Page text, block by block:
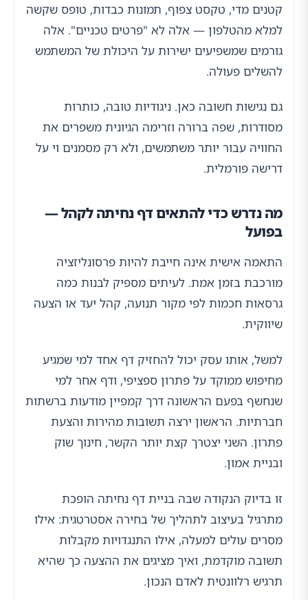
קטנים מדי, טקסט צפוף, תמונות כבדות, טופס שקשה
למלא מהטלפון — אלה לא "פרטים טכניים". אלה
גורמים שמשפיעים ישירות על היכולת של המשתמש
להשלים פעולה.
גם נגישות חשובה כאן. ניגודיות טובה, כותרות
מסודרות, שפה ברורה וזרימה הגיונית משפרים את
החוויה עבור יותר משתמשים, ולא רק מסמנים וי על
דרישה פורמלית.
מה נדרש כדי להתאים דף נחיתה לקהל —
בפועל
התאמה אישית אינה חייבת להיות פרסונליזציה
מורכבת בזמן אמת. לעיתים מספיק לבנות כמה
גרסאות חכמות לפי מקור תנועה, קהל יעד או הצעה
שיווקית.
למשל, אותו עסק יכול להחזיק דף אחד למי שמגיע
מחיפוש ממוקד על פתרון ספציפי, ודף אחר למי
שנחשף בפעם הראשונה דרך קמפיין מודעות ברשתות
חברתיות. הראשון ירצה תשובות מהירות והצעת
פתרון. השני יצטרך קצת יותר הקשר, חינוך שוק
ובניית אמון.
זו בדיוק הנקודה שבה בניית דף נחיתה הופכת
מתרגיל בעיצוב לתהליך של בחירה אסטרטגית: אילו
מסרים עולים למעלה, אילו התנגדויות מקבלות
תשובה מוקדמת, ואיך מציגים את ההצעה כך שהיא
תרגיש רלוונטית לאדם הנכון.